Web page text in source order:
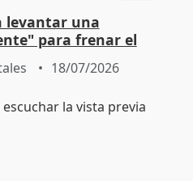
levantar una
para frenar el
derecha
18/07/2026